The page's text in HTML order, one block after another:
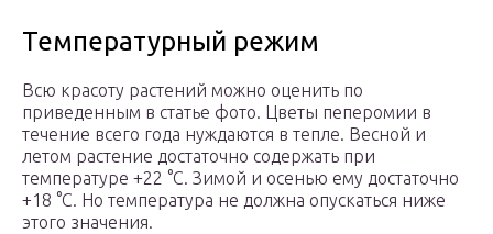
Температурный режим
Всю красоту растений можно оценить по
приведенным в статье фото. Цветы пеперомии в
течение всего года нуждаются в тепле. Весной и
летом растение достаточно содержать при
температуре +22 °С. Зимой и осенью ему достаточно
+18 °С. Но температура не должна опускаться ниже
этого значения.